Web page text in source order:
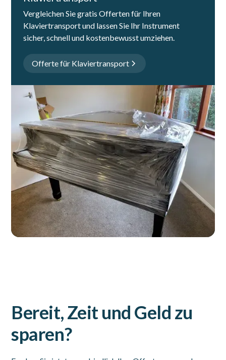
Vergleichen Sie gratis Offerten für Ihren
Klaviertransport und lassen Sie Ihr Instrument
sicher, schnell und kostenbewusst umziehen.
Offerte für Klaviertransport
Bereit, Zeit und Geld zu
sparen?